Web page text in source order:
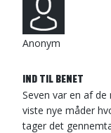
Anonym
IND TIL BENET
Seven var en af de
viste nye måder
tager det